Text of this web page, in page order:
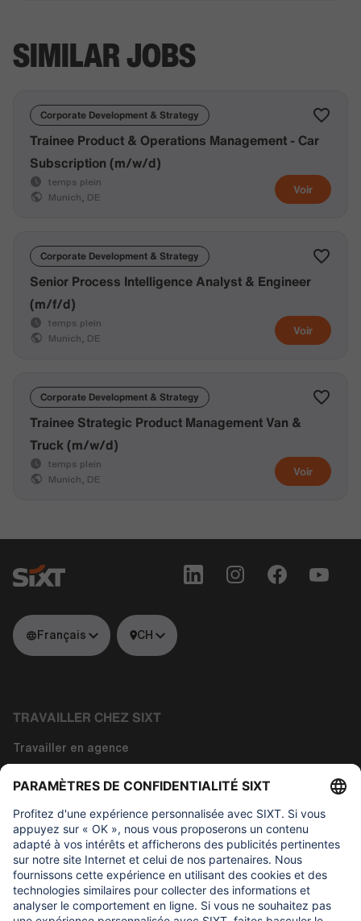
SIMILAR JOBS
Corporate Development & Strategy
Voir
Trainee Product & Operations Management - Car
Subscription (m/w/d)
temps plein
Munich, DE
Corporate Development & Strategy
Voir
Senior Process Intelligence Analyst & Engineer
(m/f/d)
temps plein
Munich, DE
Corporate Development & Strategy
Voir
Trainee Strategic Product Management Van &
Truck (m/w/d)
temps plein
Munich, DE
Français CH
TRAVAILLER CHEZ SIXT
Travailler en agence
Travailler dans la technologie
Travailler dans les fonctions siège
À propos de nous
CE QUI NOUS IMPORTONS
Fondation d'aide aux enfants Regine Sixt